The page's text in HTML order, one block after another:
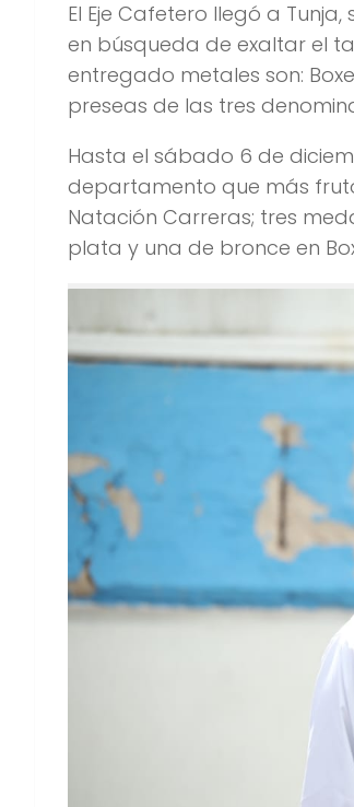
El Eje Cafetero llegó a
en búsqueda de exaltar el
entregado metales son:
preseas de las tres
Hasta el sábado 6 de
departamento que más
Natación Carreras; tres
plata y una de bronce en